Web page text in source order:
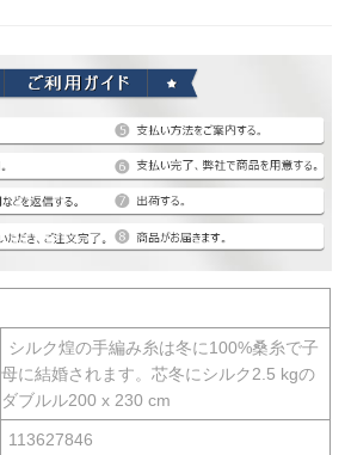
シルク煌の手編み糸は冬に100%桑糸で子
母に結婚されます。芯冬にシルク2.5 kgの
ダブルル200 x 230 cm
113627846